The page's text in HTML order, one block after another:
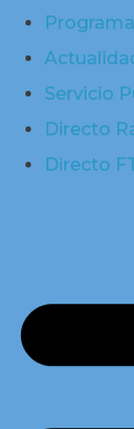
Servicio
Directo
Directo